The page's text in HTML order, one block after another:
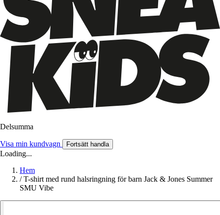
Delsumma
Visa min kundvagn Fortsätt handla
Loading...
Hem
/ T-shirt med rund halsringning för barn Jack & Jones Summer
SMU Vibe